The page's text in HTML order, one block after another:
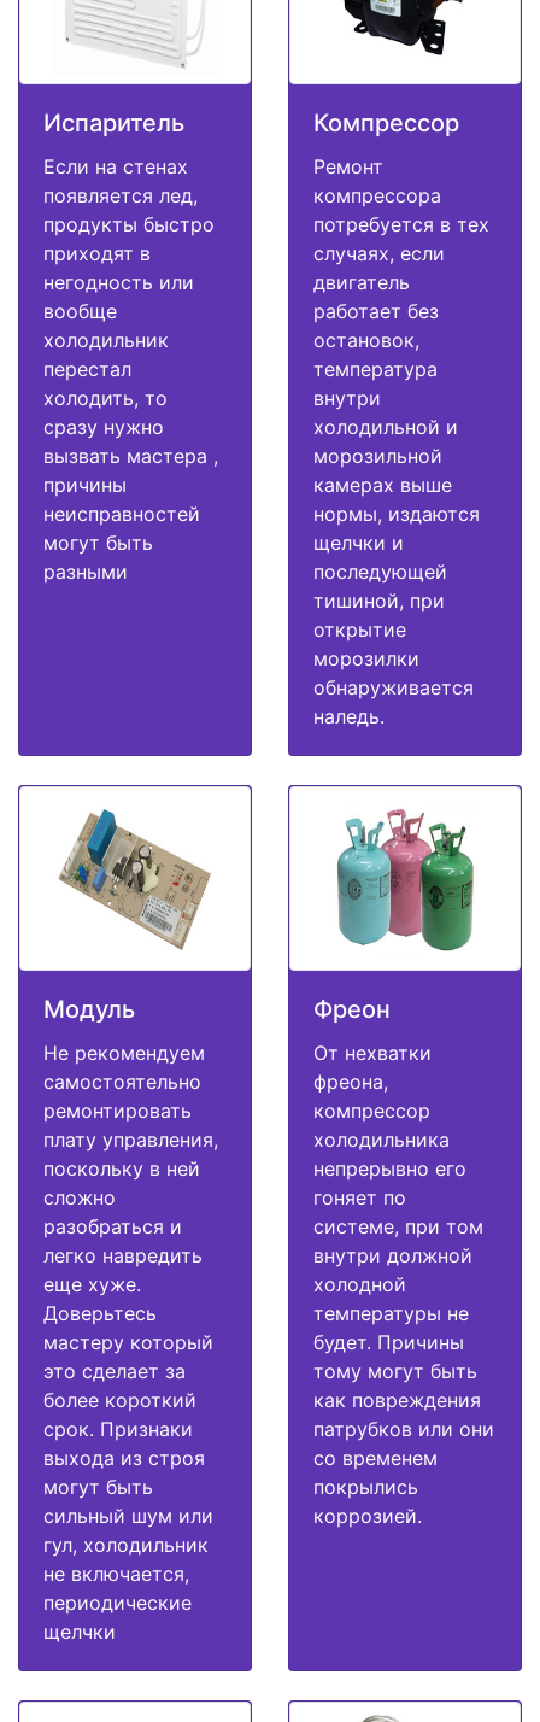
Испаритель
Если на стенах
появляется лед,
продукты быстро
приходят в
негодность или
вообще
холодильник
перестал
холодить, то
сразу нужно
вызвать мастера ,
причины
неисправностей
могут быть
разными
Компрессор
Ремонт
компрессора
потребуется в тех
случаях, если
двигатель
работает без
остановок,
температура
внутри
холодильной и
морозильной
камерах выше
нормы, издаются
щелчки и
последующей
тишиной, при
открытие
морозилки
обнаруживается
наледь.
Модуль
Не рекомендуем
самостоятельно
ремонтировать
плату управления,
поскольку в ней
сложно
разобраться и
легко навредить
еще хуже.
Доверьтесь
мастеру который
это сделает за
более короткий
срок. Признаки
выхода из строя
могут быть
сильный шум или
гул, холодильник
не включается,
периодические
щелчки
Фреон
От нехватки
фреона,
компрессор
холодильника
непрерывно его
гоняет по
системе, при том
внутри должной
холодной
температуры не
будет. Причины
тому могут быть
как повреждения
патрубков или они
со временем
покрылись
коррозией.